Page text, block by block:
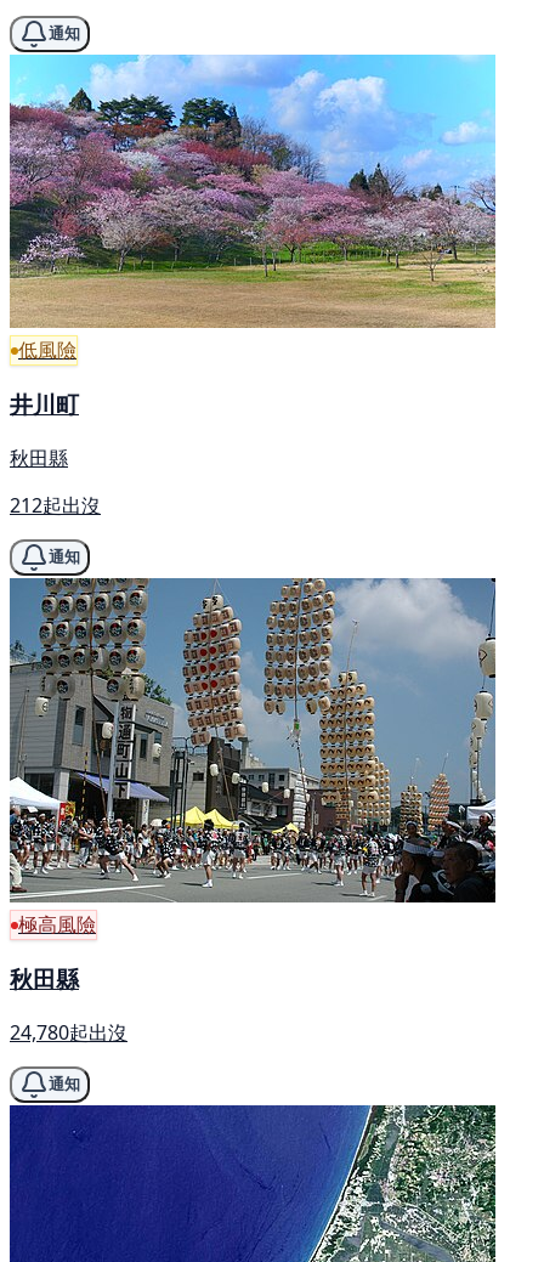
通知
低風險
井川町
秋田縣
212起出沒
通知
極高風險
秋田縣
24,780起出沒
通知